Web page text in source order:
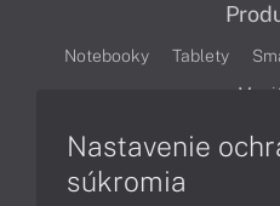
Notebooky Tablety
Nastavenie
súkromia